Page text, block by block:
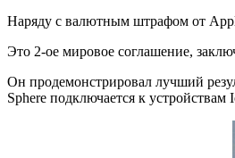
Наряду с валютным штрафом от
Это 2-ое мировое соглашение,
Он продемонстрировал лучший
Sphere подключается к устройствам